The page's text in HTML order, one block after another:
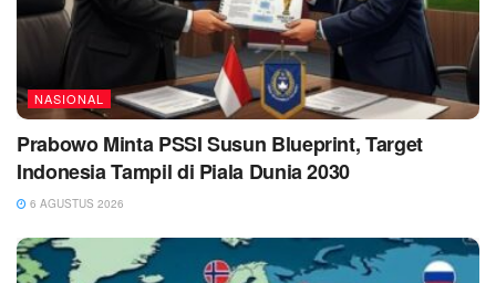
NASIONAL
Prabowo Minta PSSI Susun Blueprint, Target
Indonesia Tampil di Piala Dunia 2030
6 AGUSTUS 2026